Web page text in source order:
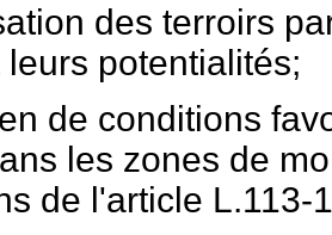
des terroirs
potentialités;
de conditions
les zones de
de l'article L.113-